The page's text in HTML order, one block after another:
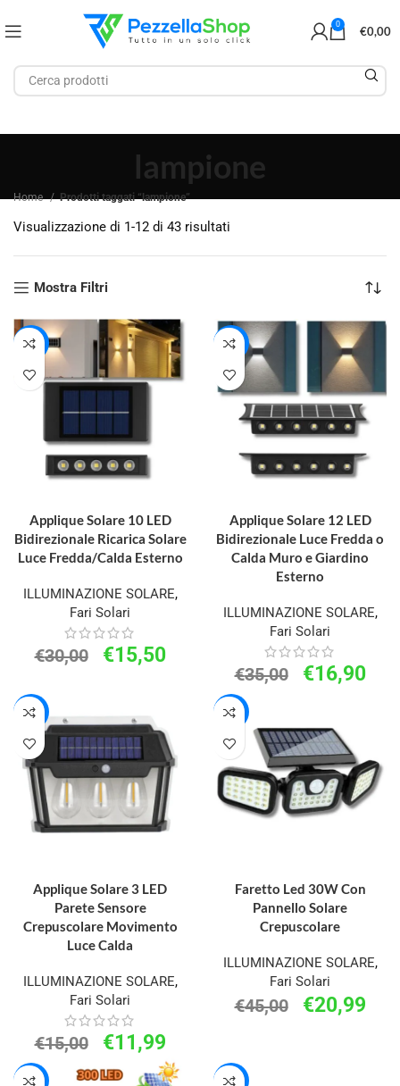
0 €0,00
lampione
Home Prodotti taggati “lampione”
Visualizzazione di 1-12 di 43 risultati
Mostra Filtri
-48%
Applique Solare 10 LED
Bidirezionale Ricarica Solare
Luce Fredda/Calda Esterno
ILLUMINAZIONE SOLARE,
Fari Solari
€30,00 €15,50
-52%
Applique Solare 12 LED
Bidirezionale Luce Fredda o
Calda Muro e Giardino
Esterno
ILLUMINAZIONE SOLARE,
Fari Solari
€35,00 €16,90
-20%
Applique Solare 3 LED
Parete Sensore
Crepuscolare Movimento
Luce Calda
ILLUMINAZIONE SOLARE,
Fari Solari
€15,00 €11,99
-53%
Faretto Led 30W Con
Pannello Solare
Crepuscolare
ILLUMINAZIONE SOLARE,
Fari Solari
€45,00 €20,99
-24% -58%